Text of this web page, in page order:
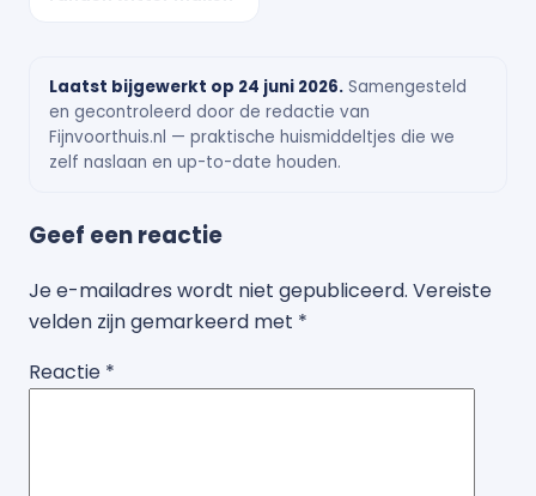
Laatst bijgewerkt op 24 juni 2026. Samengesteld
en gecontroleerd door de redactie van
Fijnvoorthuis.nl — praktische huismiddeltjes die we
zelf naslaan en up-to-date houden.
Geef een reactie
Je e-mailadres wordt niet gepubliceerd. Vereiste
velden zijn gemarkeerd met *
Reactie *